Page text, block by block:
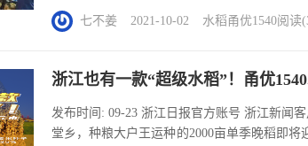
测水份、换算、专家复核结果等环节，最终
“甬优1540”亩产达1123.87公斤，创下贵州水稻
七不姜 2021-10-02 水稻 甬优1540阅读
浙江也有一款“超级水稻”！甬优
发布时间: 09-23 浙江日报官方账号 浙江新闻
堂乡，种粮大户王运种的2000亩单季晚稻即将